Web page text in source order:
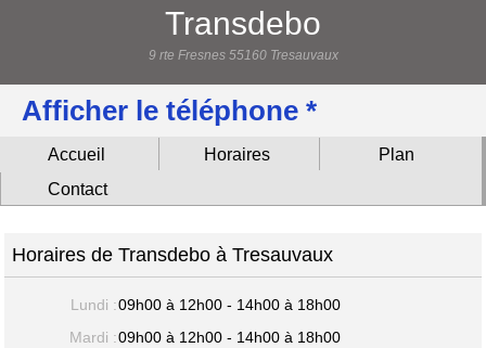
Transdebo
9 rte Fresnes 55160 Tresauvaux
Afficher le téléphone *
Accueil Horaires
Plan
Contact
Horaires de Transdebo à Tresauvaux
Lundi :09h00 à 12h00 - 14h00 à 18h00
Mardi :09h00 à 12h00 - 14h00 à 18h00